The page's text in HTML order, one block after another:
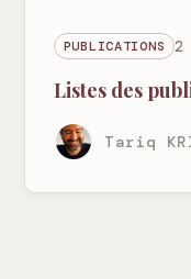
PUBLICATIONS 2
Listes des
Tariq